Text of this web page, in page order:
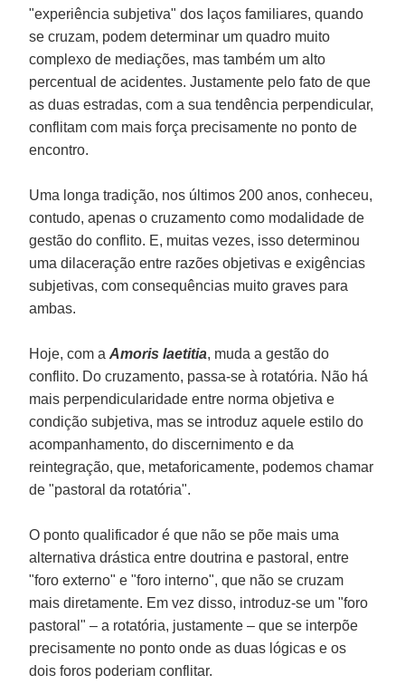
"experiência subjetiva" dos laços familiares, quando
se cruzam, podem determinar um quadro muito
complexo de mediações, mas também um alto
percentual de acidentes. Justamente pelo fato de que
as duas estradas, com a sua tendência perpendicular,
conflitam com mais força precisamente no ponto de
encontro.
Uma longa tradição, nos últimos 200 anos, conheceu,
contudo, apenas o cruzamento como modalidade de
gestão do conflito. E, muitas vezes, isso determinou
uma dilaceração entre razões objetivas e exigências
subjetivas, com consequências muito graves para
ambas.
Hoje, com aAmoris laetitia, muda a gestão do
conflito. Do cruzamento, passa-se à rotatória. Não há
mais perpendicularidade entre norma objetiva e
condição subjetiva, mas se introduz aquele estilo do
acompanhamento, do discernimento e da
reintegração, que, metaforicamente, podemos chamar
de "pastoral da rotatória".
O ponto qualificador é que não se põe mais uma
alternativa drástica entre doutrina e pastoral, entre
"foro externo" e "foro interno", que não se cruzam
mais diretamente. Em vez disso, introduz-se um "foro
pastoral" – a rotatória, justamente – que se interpõe
precisamente no ponto onde as duas lógicas e os
dois foros poderiam conflitar.